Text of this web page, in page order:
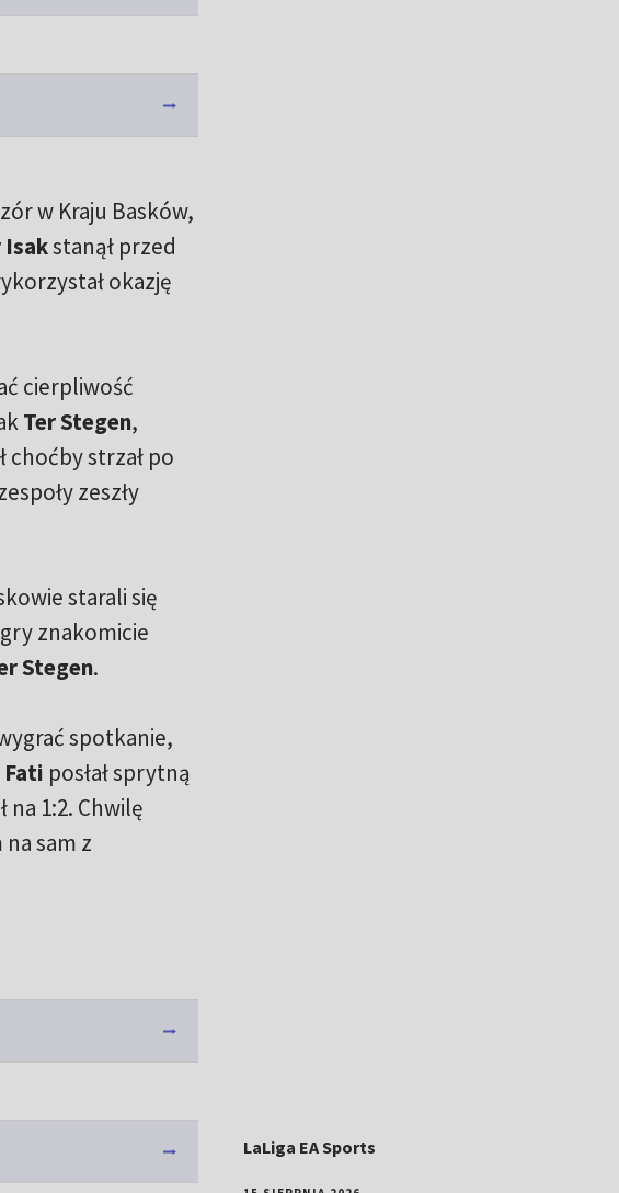
w Kraju Basków,
Isakstanął przed
okazję
cierpliwość
Ter Stegen,
choćby strzał po
zeszły
starali się
znakomicie
Stegen.
spotkanie,
Fati posłał sprytną
na 1:2. Chwilę
sam z
LaLiga EA Sports